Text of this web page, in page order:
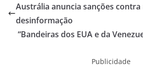
Austrália anuncia sanções
desinformação
“Bandeiras dos EUA e da
Publicidade